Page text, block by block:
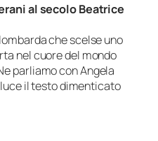
al secolo Beatrice
che scelse uno
nel cuore del mondo
parliamo con Angela
il testo dimenticato